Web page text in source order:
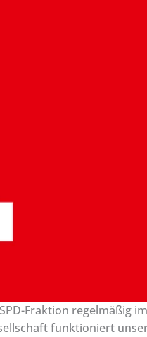
Fraktion regelmäßig im
funktioniert